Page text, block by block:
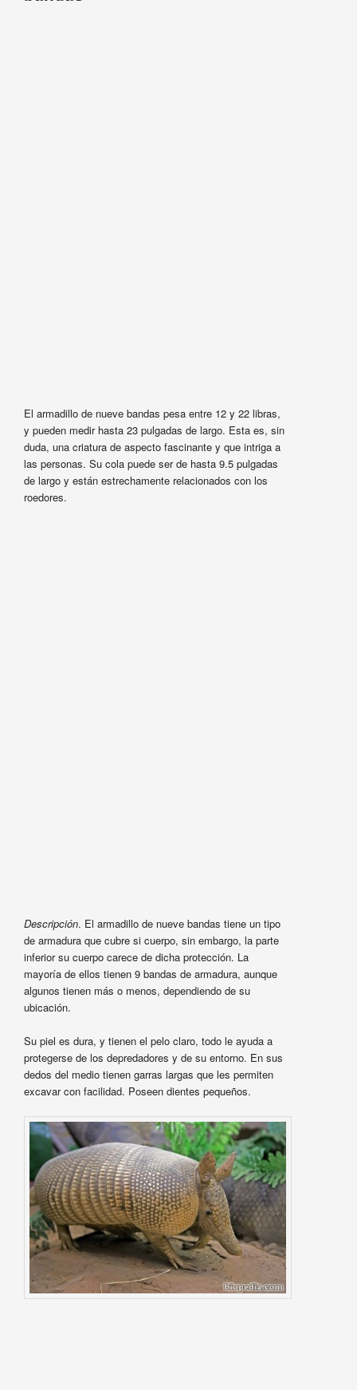
El armadillo de nueve bandas pesa entre 12 y 22 libras,
y pueden medir hasta 23 pulgadas de largo. Esta es, sin
duda, una criatura de aspecto fascinante y que intriga a
las personas. Su cola puede ser de hasta 9.5 pulgadas
de largo y están estrechamente relacionados con los
roedores.
Descripción. El armadillo de nueve bandas tiene un tipo
de armadura que cubre si cuerpo, sin embargo, la parte
inferior su cuerpo carece de dicha protección. La
mayoría de ellos tienen 9 bandas de armadura, aunque
algunos tienen más o menos, dependiendo de su
ubicación.
Su piel es dura, y tienen el pelo claro, todo le ayuda a
protegerse de los depredadores y de su entorno. En sus
dedos del medio tienen garras largas que les permiten
excavar con facilidad. Poseen dientes pequeños.